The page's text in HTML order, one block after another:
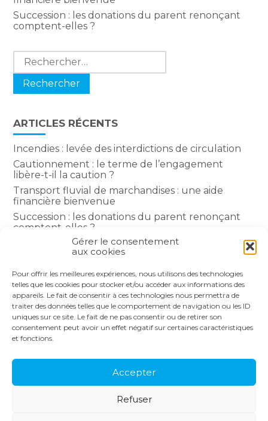
Gérer le consentement
aux cookies
Pour offrir les meilleures expériences, nous utilisons des technologies
telles que les cookies pour stocker et/ou accéder aux informations des
appareils. Le fait de consentir à ces technologies nous permettra de
traiter des données telles que le comportement de navigation ou les ID
uniques sur ce site. Le fait de ne pas consentir ou de retirer son
consentement peut avoir un effet négatif sur certaines caractéristiques
et fonctions.
Accepter
Refuser
Succession : les donations du parent renonçant
comptent-elles ?
Rechercher :
ARTICLES RÉCENTS
Incendies : levée des interdictions de circulation
Cautionnement : le terme de l’engagement
libère-t-il la caution ?
Transport fluvial de marchandises : une aide
financière bienvenue
Succession : les donations du parent renonçant
comptent-elles ?
Encadrement des loyers : une année de plus
COMMENTAIRES RÉCENTS
Principale
NOS SOLUTIONS
ACTUALITÉS
RECRUTEMENT
CONTACT